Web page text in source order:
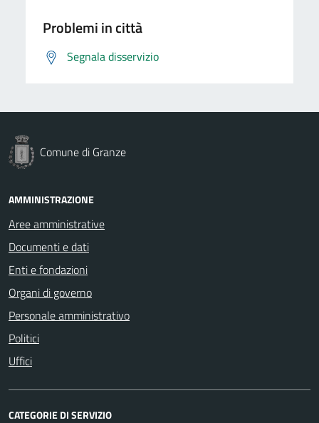
Problemi in città
Segnala disservizio
Comune di Granze
AMMINISTRAZIONE
Aree amministrative
Documenti e dati
Enti e fondazioni
Organi di governo
Personale amministrativo
Politici
Uffici
CATEGORIE DI SERVIZIO